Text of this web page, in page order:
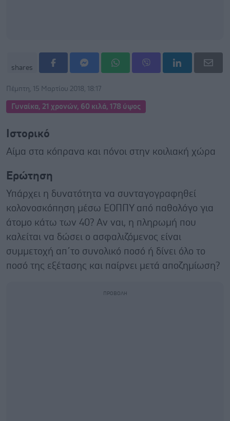
shares
Πέμπτη, 15 Μαρτίου 2018, 18:17
Γυναίκα, 21 χρονών, 60 κιλά, 178 ύψος
Ιστορικό
Αίμα στα κόπρανα και πόνοι στην κοιλιακή χώρα
Ερώτηση
Υπάρχει η δυνατότητα να συνταγογραφηθεί
κολονοσκόπηση μέσω ΕΟΠΠΥ από παθολόγο για
άτομο κάτω των 40? Αν ναι, η πληρωμή που
καλείται να δώσει ο ασφαλιζόμενος είναι
συμμετοχή απ΄το συνολικό ποσό ή δίνει όλο το
ποσό της εξέτασης και παίρνει μετά αποζημίωση?